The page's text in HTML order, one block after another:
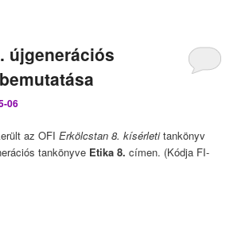
újgenerációs
06
az OFIErkölcstan 8. kísérletitankönyv
tankönyve Etika 8. címen. (Kódja FI-